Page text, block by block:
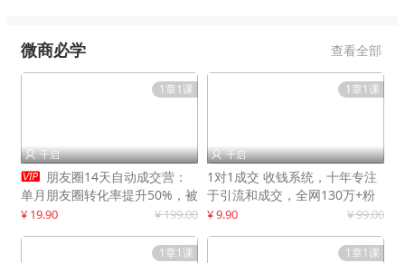
微商必学 查看全部
1章1课
 千启
 朋友圈14天自动成交营：
单月朋友圈转化率提升50%，被
动收入超3万元
¥ 19.90 ¥ 199.00
1章1课
 千启
1对1成交 收钱系统，十年专注
于引流和成交，全网130万+粉
丝
¥ 9.90 ¥ 99.00
1章1课 1章1课